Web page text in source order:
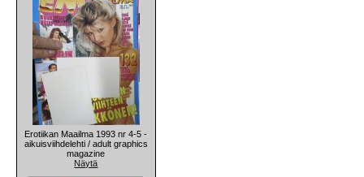
Erotiikan Maailma 1993 nr 4-5 -
aikuisviihdelehti / adult graphics
magazine
Näytä